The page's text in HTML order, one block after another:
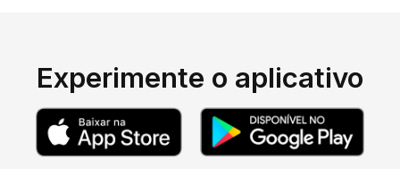
Experimente o aplicativo